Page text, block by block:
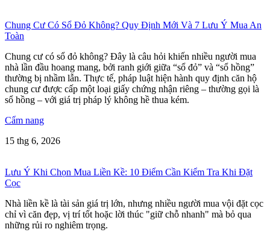
Chung Cư Có Sổ Đỏ Không? Quy Định Mới Và 7 Lưu Ý Mua An
Toàn
Chung cư có sổ đỏ không? Đây là câu hỏi khiến nhiều người mua
nhà lần đầu hoang mang, bởi ranh giới giữa “sổ đỏ” và “sổ hồng”
thường bị nhầm lẫn. Thực tế, pháp luật hiện hành quy định căn hộ
chung cư được cấp một loại giấy chứng nhận riêng – thường gọi là
sổ hồng – với giá trị pháp lý không hề thua kém.
Cẩm nang
15 thg 6, 2026
Lưu Ý Khi Chọn Mua Liền Kề: 10 Điểm Cần Kiểm Tra Khi Đặt
Cọc
Nhà liền kề là tài sản giá trị lớn, nhưng nhiều người mua vội đặt cọc
chỉ vì căn đẹp, vị trí tốt hoặc lời thúc "giữ chỗ nhanh" mà bỏ qua
những rủi ro nghiêm trọng.